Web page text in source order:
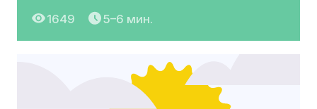
1649
5–6 мин.